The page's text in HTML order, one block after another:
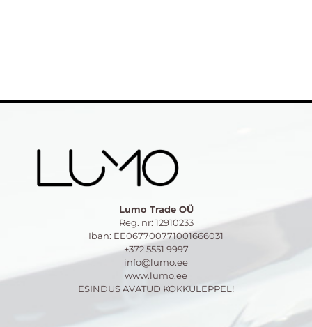
Lumo Trade OÜ
Reg. nr: 12910233
Iban: EE067700771001666031
+372 5551 9997
info@lumo.ee
www.lumo.ee
ESINDUS AVATUD KOKKULEPPEL!